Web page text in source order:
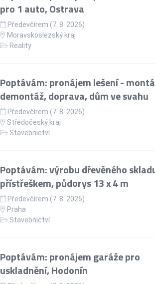
pro 1 auto, Ostrava
Předevčírem (7. 8. 2026)
Moravskoslezský kraj
Reality
Poptávám: pronájem lešení -
demontáž, doprava, dům ve svahu
Předevčírem (7. 8. 2026)
Středočeský kraj
Stavebnictví
Poptávám: výrobu dřevěného
přístřeškem, půdorys 13 x 4 m
Předevčírem (7. 8. 2026)
Praha
Stavebnictví
Poptávám: pronájem garáže pro
uskladnění, Hodonín